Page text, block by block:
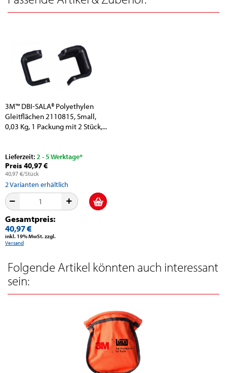
3M™ DBI-SALA® Polyethylen
Gleitflächen 2110815, Small,
0,03 Kg, 1 Packung mit 2 Stück,...
Lieferzeit:2 - 5 Werktage*
Preis 40,97 €
40,97 €/Stück
2Varianten erhältlich
Gesamtpreis:
40,97 €
inkl. 19% MwSt. zzgl.
Versand
Folgende Artikel könnten auch interessant
sein: